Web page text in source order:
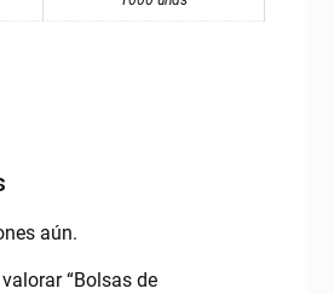
aún.
“Bolsas de